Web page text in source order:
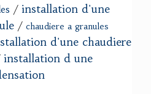
/ installation d'une
/ chaudiere a granules
d'une chaudiere
installation d une